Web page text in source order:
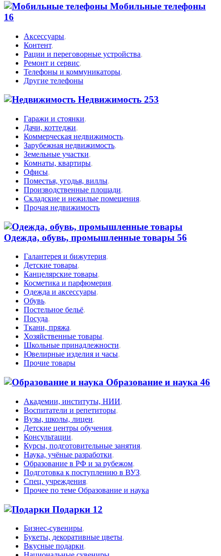
Мобильные телефоны
16
Аксессуары,
Контент,
Рации и переговорные устройства,
Ремонт и сервис,
Телефоны и коммуникаторы,
Другие телефоны
Недвижимость 253
Гаражи и стоянки,
Дачи, коттеджи,
Коммерческая недвижимость,
Зарубежная недвижимость,
Земельные участки,
Комнаты, квартиры,
Офисы,
Поместья, угодья, виллы,
Производственные площади,
Складские и нежилые помещения,
Прочая недвижимость
Одежда, обувь, промышленные товары 56
Галантерея и бижутерия,
Детские товары,
Канцелярские товары,
Косметика и парфюмерия,
Одежда и аксессуары,
Обувь,
Постельное бельё,
Посуда,
Ткани, пряжа,
Хозяйственные товары,
Школьные принадлежности,
Ювелирные изделия и часы,
Прочие товары
Образование и наука 46
Академии, институты, НИИ,
Воспитатели и репетиторы,
Вузы, школы, лицеи,
Детские центры обучения,
Консультации,
Курсы, подготовительные занятия,
Наука, учёные разработки,
Образование в РФ и за рубежом,
Подготовка к поступлению в ВУЗ,
Спец. учреждения,
Прочее по теме Образование и наука
Подарки 12
Бизнес-сувениры,
Букеты, декоративные цветы,
Вкусные подарки,